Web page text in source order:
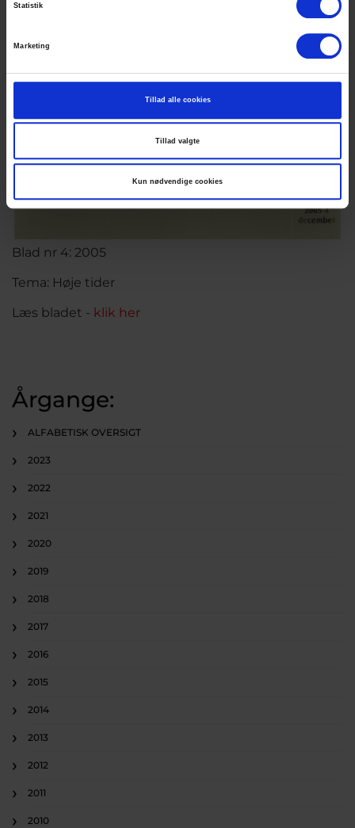
Statistik
Marketing
Tillad alle cookies
Tillad valgte
Kun nødvendige cookies
Blad nr 4: 2005
Tema: Høje tider
Læs bladet - klik her
Årgange:
ALFABETISK OVERSIGT
2023
2022
2021
2020
2019
2018
2017
2016
2015
2014
2013
2012
2011
2010